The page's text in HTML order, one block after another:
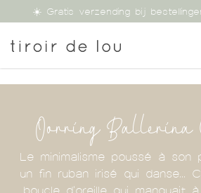
☀️ Gratis verzending bij
Oorring Ballerina
Le minimalisme poussé à son
un fin ruban irisé qui danse...